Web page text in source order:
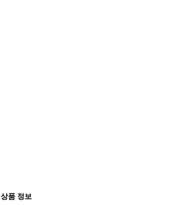
상품 정보